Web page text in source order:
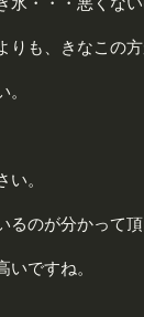
りも、きなこの
。
のが分かって頂
いですね。